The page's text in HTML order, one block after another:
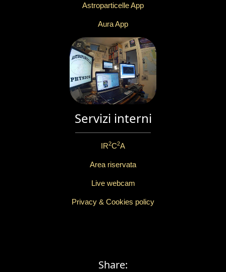
Astroparticelle App
Aura App
Servizi interni
IR2C2A
Area riservata
Live webcam
Privacy & Cookies policy
Share: